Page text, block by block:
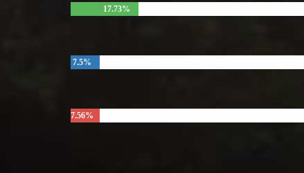
17.73%
7.5%
7.56%